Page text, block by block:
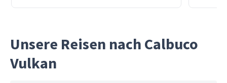
Anden. Mit Viventura wirst du in eines
respektvoller Gast. Was uns an einem
Besuch in einem Mapuche-Dorf gefällt,
das
du
Unsere Reisen nach Calbuco
Vulkan